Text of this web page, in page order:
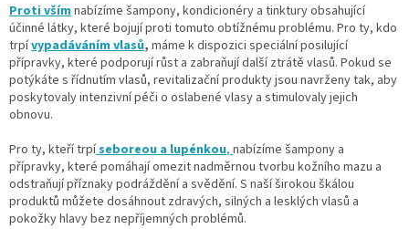
Proti vším nabízíme šampony, kondicionéry a tinktury obsahující
účinné látky, které bojují proti tomuto obtížnému problému. Pro ty, kdo
trpívypadáváním vlasů, máme k dispozici speciální posilující
přípravky, které podporují růst a zabraňují další ztrátě vlasů. Pokud se
potýkáte s řídnutím vlasů, revitalizační produkty jsou navrženy tak, aby
poskytovaly intenzivní péči o oslabené vlasy a stimulovaly jejich
obnovu.
Pro ty, kteří trpíseboreou a lupénkou, nabízíme šampony a
přípravky, které pomáhají omezit nadměrnou tvorbu kožního mazu a
odstraňují příznaky podráždění a svědění. S naší širokou škálou
produktů můžete dosáhnout zdravých, silných a lesklých vlasů a
pokožky hlavy bez nepříjemných problémů.